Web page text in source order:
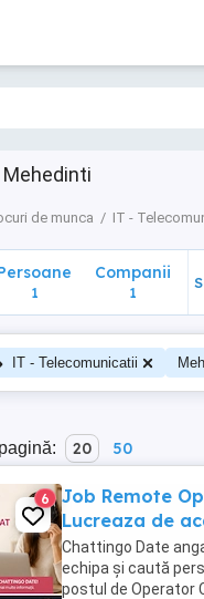
de munca IT -
1
Companii
1
IT - Telecomunicatii
20 50
6
Job Remote
Lucreaza de
Chattingo Date
echipa și caută
postul de Operator